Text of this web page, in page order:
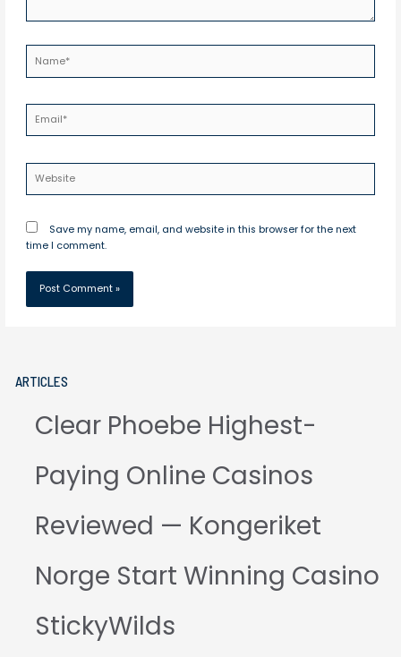
Save my name, email, and website in this browser for the next
time I comment.
ARTICLES
Clear Phoebe Highest-
Paying Online Casinos
Reviewed — Kongeriket
Norge Start Winning Casino
StickyWilds